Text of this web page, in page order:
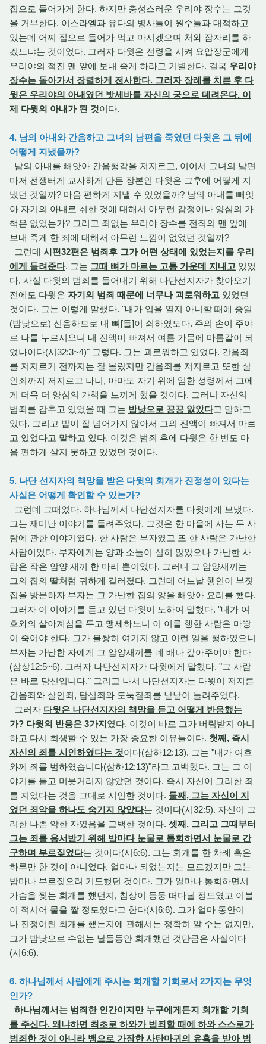
집으로 들어가게 한다. 하지만 충성스러운 우리야 장수는 그것
을 거부한다. 이스라엘과 유다의 병사들이 원수들과 대적하고
있는데 어찌 집으로 들어가 먹고 마시겠으며 처와 잠자리를 하
겠느냐는 것이었다. 그러자 다윗은 전령을 시켜 요압장군에게
우리야의 적진 맨 앞에 보내 죽게 하라고 기별한다. 결국 우리야
장수는 돌아가서 장렬하게 전사한다. 그러자 장례를 치른 후 다
윗은 우리야의 아내였던 밧세바를 자신의 궁으로 데려온다. 이
제 다윗의 아내가 된 것이다.
4. 남의 아내와 간음하고 그녀의 남편을 죽였던 다윗은 그 뒤에
어떻게 지냈을까?
남의 아내를 빼앗아 간음행각을 저지르고, 이어서 그녀의 남편
마저 전쟁터게 교사하게 만든 장본인 다윗은 그후에 어떻게 지
냈던 것일까? 마음 편하게 지낼 수 있었을까? 남의 아내를 빼앗
아 자기의 아내로 취한 것에 대해서 아무런 감정이나 양심의 가
책은 없었는가? 그리고 죄없는 우리야 장수를 전직의 맨 앞에
보내 죽게 한 죄에 대해서 아무런 느낌이 없었던 것일까?
그런데 시편32편은 범죄후 그가 어떤 상태에 있었는지를 우리
에게 들려준다. 그는 그때 뼈가 마르는 고통 가운데 지내고 있었
다. 사실 다윗의 범죄를 들어내기 위해 나단선지자가 찾아오기
전에도 다윗은 자기의 범죄 때문에 너무나 괴로워하고 있었던
것이다. 그는 이렇게 말했다. "내가 입을 열지 아니할 때에 종일
(밤낮으로) 신음하므로 내 뼈[들]이 쇠하였도다. 주의 손이 주야
로 나를 누르시오니 내 진액이 빠져서 여름 가뭄에 마름같이 되
었나이다(시32:3~4)" 그렇다. 그는 괴로워하고 있었다. 간음죄
를 저지르기 전까지는 잘 몰랐지만 간음죄를 저지르고 또한 살
인죄까지 저지르고 나니, 아마도 자기 위에 임한 성령께서 그에
게 더욱 더 양심의 가책을 느끼게 했을 것이다. 그러니 자신의
범죄를 감추고 있었을 때 그는 밤낮으로 끙끙 앓았다고 말하고
있다. 그리고 밥이 잘 넘어가지 않아서 그의 진액이 빠져서 마르
고 있었다고 말하고 있다. 이것은 범죄 후에 다윗은 한 번도 마
음 편하게 살지 못하고 있었던 것이다.
5. 나단 선지자의 책망을 받은 다윗의 회개가 진정성이 있다는
사실은 어떻게 확인할 수 있는가?
그런데 그때였다. 하나님께서 나단선지자를 다윗에게 보냈다.
그는 재미난 이야기를 들려주었다. 그것은 한 마을에 사는 두 사
람에 관한 이야기였다. 한 사람은 부자였고 또 한 사람은 가난한
사람이었다. 부자에게는 양과 소들이 심히 많았으나 가난한 사
람은 작은 암양 새끼 한 마리 뿐이었다. 그러니 그 암양새끼는
그의 집의 딸처럼 귀하게 길러졌다. 그런데 어느날 행인이 부잣
집을 방문하자 부자는 그 가난한 집의 양을 빼앗아 요리를 했다.
그러자 이 이야기를 듣고 있던 다윗이 노하여 말했다. "내가 여
호와의 살아계심을 두고 맹세하노니 이 이를 행한 사람은 마땅
이 죽어야 한다. 그가 불쌍히 여기지 않고 이런 일을 행하였으니
부자는 가난한 자에게 그 암양새끼를 네 배나 갚아주어야 한다
(삼상12:5~6). 그러자 나단선지자가 다윗에게 말했다. "그 사람
은 바로 당신입니다." 그리고 나서 나단선지자는 다윗이 저지른
간음죄와 살인죄, 탐심죄와 도둑질죄를 낱낱이 들려주었다.
그러자 다윗은 나단선지자의 책망을 듣고 어떻게 반응했는
가? 다윗의 반응은 3가지였다. 이것이 바로 그가 버림받지 아니
하고 다시 회생할 수 있는 가장 중요한 이유들이다. 첫째, 즉시
자신의 죄를 시인하였다는 것이다(삼하12:13). 그는 "내가 여호
와께 죄를 범하였습니다(삼하12:13)"라고 고백했다. 그는 그 이
야기를 듣고 머뭇거리지 않았던 것이다. 즉시 자신이 그러한 죄
를 지었다는 것을 그대로 시인한 것이다. 둘째, 그는 자신이 지
었던 죄악을 하나도 숨기지 않았다는 것이다(시32:5). 자신이 그
러한 나쁜 악한 자였음을 고백한 것이다. 셋째, 그리고 그때부터
그는 죄를 용서받기 위해 밤마다 눈물로 통회하면서 눈물로 간
구하며 부르짖었다는 것이다(시6:6). 그는 회개를 한 차례 혹은
하루만 한 것이 아니었다. 얼마나 되었는지는 모르겠지만 그는
밤마나 부르짖으려 기도했던 것이다. 그가 얼마나 통회하면서
가슴을 찢는 회개를 했던지, 침상이 둥둥 떠다닐 정도였고 이불
이 적시어 물을 짤 정도였다고 한다(시6:6). 그가 얼마 동안이
나 진정어린 회개를 했는지에 관해서는 정확히 알 수는 없지만,
그가 밤낮으로 수없는 날들동안 회개했던 것만큼은 사실이다
(시6:6).
6. 하나님께서 사람에게 주시는 회개할 기회로서 2가지는 무엇
인가?
하나님께서는 범죄한 인간이지만 누구에게든지 회개할 기회
를 주신다. 왜냐하면 최초로 하와가 범죄할 때에 하와 스스로가
범죄한 것이 아니라 뱀으로 가장한 사탄마귀의 유혹을 받아 범